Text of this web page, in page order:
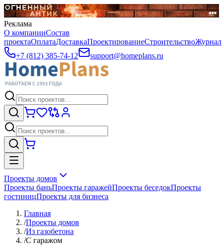
Реклама
О компанииСостав
проектаОплатаДоставкаПроектированиеСтроительствоЖурнал
+7 (812) 385-74-12
support@homeplans.ru
Проекты домов
Проекты баньПроекты гаражейПроекты беседокПроекты
гостиницПроекты для бизнеса
Главная
/Проекты домов
/Из газобетона
/С гаражом